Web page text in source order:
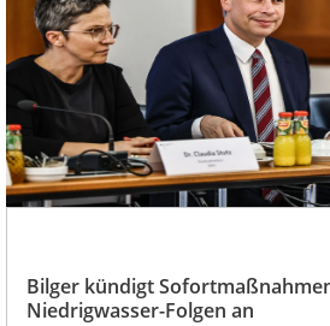
Bilger kündigt
Niedrigwasser-Folgen an